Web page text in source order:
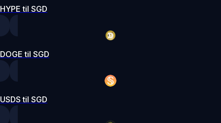
HYPE til SGD
DOGE til SGD
USDS til SGD